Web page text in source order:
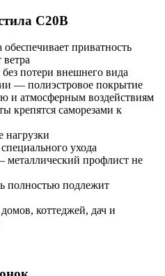
С20В
приватность
потери внешнего вида
— полиэстровое покрытие
и атмосферным воздействиям
крепятся саморезами к
нагрузки
ухода
металлический профлист не
полностью подлежит
коттеджей, дач и